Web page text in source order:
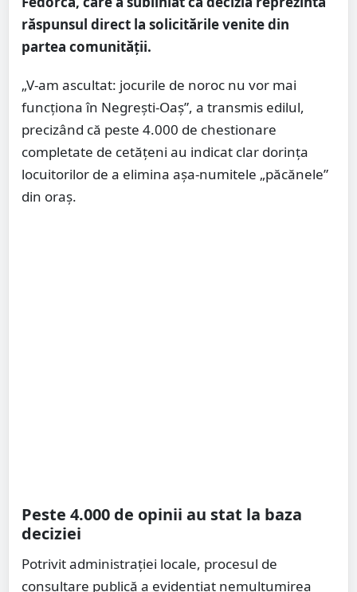
răspunsul direct la solicitările venite din
partea comunității.
„V-am ascultat: jocurile de noroc nu vor mai
funcționa în Negrești-Oaș”, a transmis edilul,
precizând că peste 4.000 de chestionare
completate de cetățeni au indicat clar dorința
locuitorilor de a elimina așa-numitele „păcănele”
din oraș.
Peste 4.000 de opinii au stat la baza
deciziei
Potrivit administrației locale, procesul de
consultare publică a evidențiat nemulțumirea